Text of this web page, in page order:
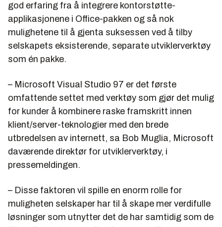
god erfaring fra å integrere kontorstøtte-
applikasjonene i Office-pakken og så nok
mulighetene til å gjenta suksessen ved å tilby
selskapets eksisterende, separate utviklerverktøy
som én pakke.
– Microsoft Visual Studio 97 er det første
omfattende settet med verktøy som gjør det mulig
for kunder å kombinere raske framskritt innen
klient/server-teknologier med den brede
utbredelsen av internett, sa Bob Muglia, Microsoft
daværende direktør for utviklerverktøy, i
pressemeldingen.
– Disse faktoren vil spille en enorm rolle for
muligheten selskaper har til å skape mer verdifulle
løsninger som utnytter det de har samtidig som de